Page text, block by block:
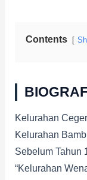
Contents
Kelurahan
Kelurahan
Sebelum Tahun
“Kelurahan